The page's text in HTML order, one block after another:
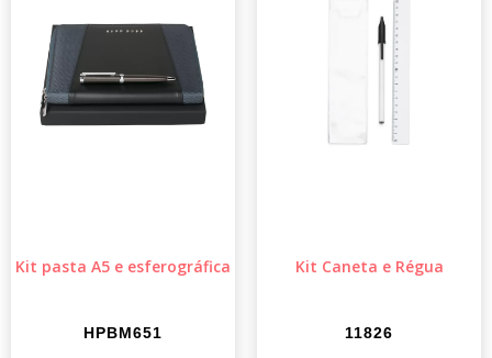
Kit pasta A5 e esferográfica
HPBM651
Kit Caneta e Régua
11826